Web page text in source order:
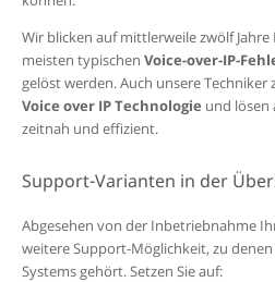
Wir blicken auf mittlerweile zwölf
meisten typischen Voice-over-IP-
gelöst werden. Auch unsere Techniker
Voice over IP Technologie und lösen
zeitnah und effizient.
Support-Varianten in der
Abgesehen von der Inbetriebnahme
weitere Support-Möglichkeit, zu
Systems gehört. Setzen Sie auf: